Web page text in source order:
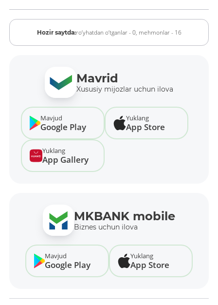
Hozir saytda:ro‘yhatdan o‘tganlar - 0, mehmonlar - 16
Mavrid
Xususiy mijozlar uchun ilova
Mavjud
Google Play
Yuklang
App Store
Yuklang
App Gallery
MKBANK mobile
Biznes uchun ilova
Mavjud
Google Play
Yuklang
App Store